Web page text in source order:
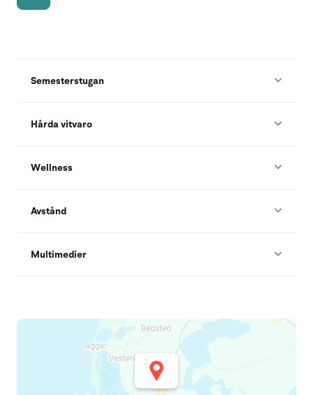
Semesterstugan
Hårda vitvaro
Wellness
Avstånd
Multimedier